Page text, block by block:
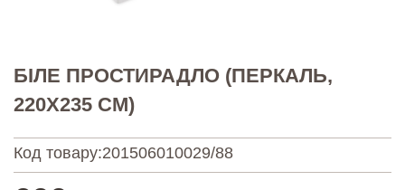
БІЛЕ ПРОСТИРАДЛО (ПЕРКАЛЬ,
220X235 СМ)
Код товару:201506010029/88